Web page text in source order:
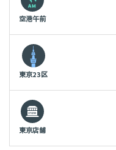
空港午前
東京23区
東京店舗